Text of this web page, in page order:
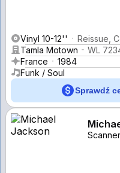
Vinyl 10-12''
Reissue,
Tamla Motown
WL
France
1984
Funk / Soul
Sprawdź